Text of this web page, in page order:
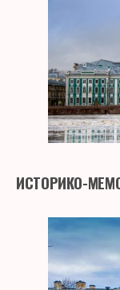
ИСТОРИКО-